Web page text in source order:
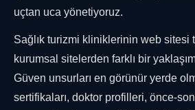
uçtan uca yönetiyoruz.
Sağlık turizmi kliniklerinin web sitesi
kurumsal sitelerden farklı bir
Güven unsurları en görünür yerde
sertifikaları, doktor profilleri, önce-